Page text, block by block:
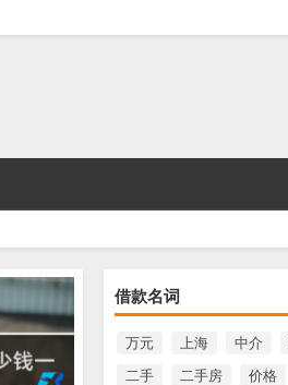
借款名词
万元 上海 中介
二手
二手房 价格